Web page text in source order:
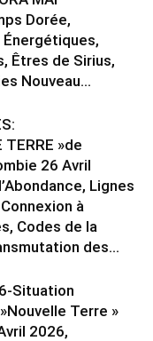
Dorée,
Êtres de Sirius,
Nouveau...
TERRE »de
26 Avril
Lignes
à
Codes de la
des...
Situation
Terre »
2026,